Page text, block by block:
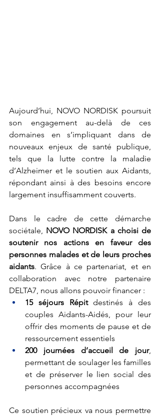
Aujourd’hui, NOVO NORDISK poursuit
son engagement au-delà de ces
domaines en s’impliquant dans de
nouveaux enjeux de santé publique,
tels que la lutte contre la maladie
d’Alzheimer et le soutien aux Aidants,
répondant ainsi à des besoins encore
largement insuffisamment couverts.
Dans le cadre de cette démarche
sociétale, NOVO NORDISK a choisi de
soutenir nos actions en faveur des
personnes malades et de leurs proches
aidants. Grâce à ce partenariat, et en
collaboration avec notre partenaire
DELTA7, nous allons pouvoir financer :
15 séjours Répit destinés à des
couples Aidants-Aidés, pour leur
offrir des moments de pause et de
ressourcement essentiels
200 journées d’accueil de jour,
permettant de soulager les familles
et de préserver le lien social des
personnes accompagnées
Ce soutien précieux va nous permettre